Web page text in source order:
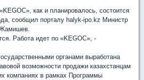
как и планировалось, состоится
сообщил порталу halyk-ipo.kz Министр
Работа идет по «KEGOC», -
органами выработана
возможности продажи казахстанцам
компаниях в рамках Программы